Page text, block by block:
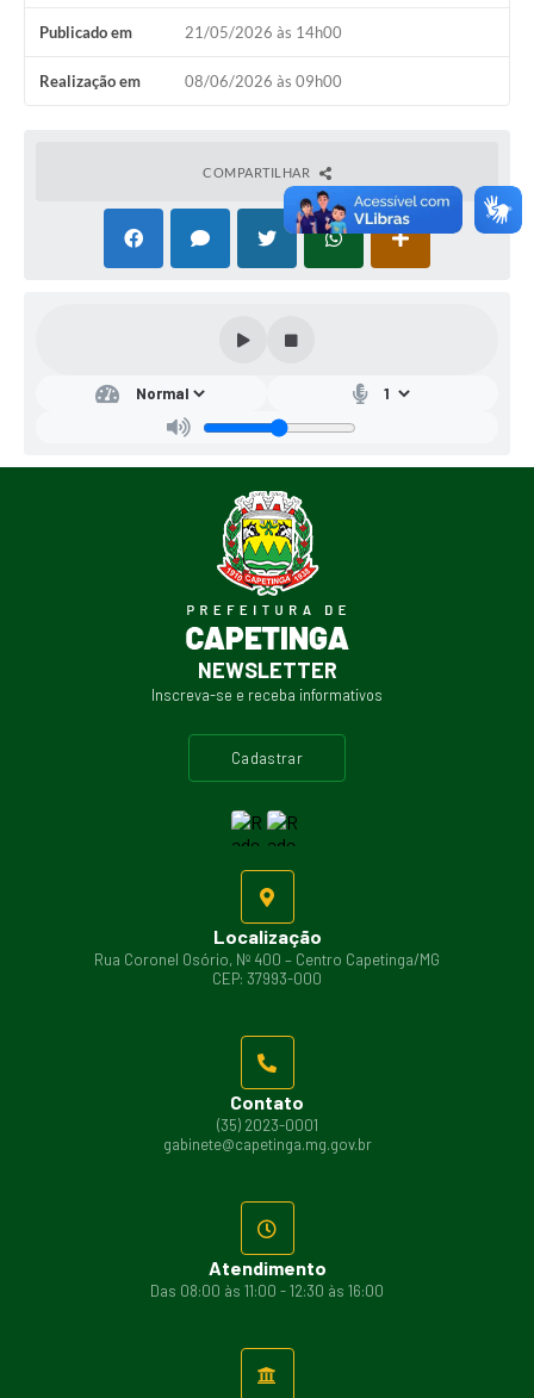
Publicado em 21/05/2026 às 14h00
Realização em 08/06/2026 às 09h00
COMPARTILHAR
Localização
Rua Coronel Osório, Nº 400 – Centro Capetinga/MG
CEP: 37993-000
Contato
(35) 2023-0001
gabinete@capetinga.mg.gov.br
Atendimento
Das 08:00 às 11:00 - 12:30 às 16:00
NEWSLETTER
Inscreva-se e receba informativos
cadastrar